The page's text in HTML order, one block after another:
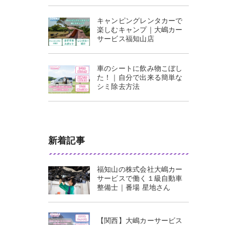
キャンピングレンタカーで
楽しむキャンプ｜大嶋カー
サービス福知山店
車のシートに飲み物こぼし
た！｜自分で出来る簡単な
シミ除去方法
新着記事
福知山の株式会社大嶋カー
サービスで働く１級自動車
整備士｜番場 星地さん
【関西】大嶋カーサービス